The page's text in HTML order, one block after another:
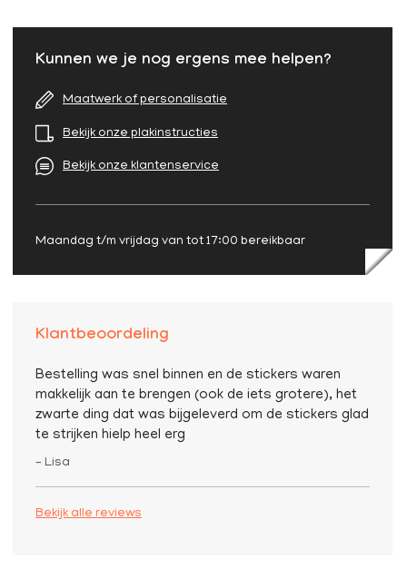
Kunnen we je nog ergens mee helpen?
Maatwerk of personalisatie
Bekijk onze plakinstructies
Bekijk onze klantenservice
Maandag t/m vrijdag van tot 17:00 bereikbaar
Klantbeoordeling
Bestelling was snel binnen en de stickers waren
makkelijk aan te brengen (ook de iets grotere), het
zwarte ding dat was bijgeleverd om de stickers glad
te strijken hielp heel erg
– Lisa
Bekijk alle reviews